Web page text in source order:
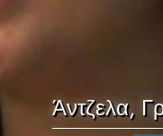
Άντζελα,